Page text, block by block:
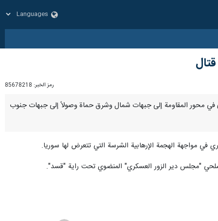
رمز الخبر: 85678218
في محور المقاومة إلى جبهات شمال وشرق حماة وصولاً إلى جبهات جنوب
في مواجهة الهجمة الإرهابية الشرسة التي تتعرض لها سوريا.
"مجلس دير الزور العسكري" المنضوي تحت راية "قسد".